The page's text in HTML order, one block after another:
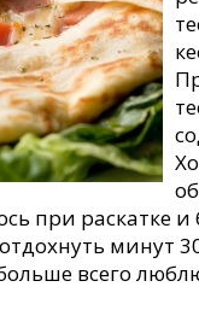
при раскатке
минут
всего